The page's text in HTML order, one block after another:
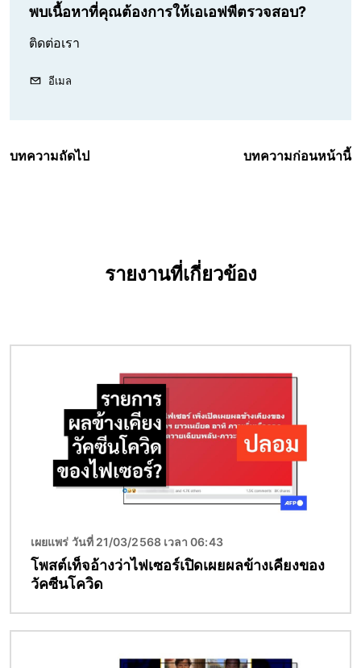
พบเนื้อหาที่คุณต้องการให้เอเอฟพีตรวจสอบ?
ติดต่อเรา
อีเมล
บทความถัดไป บทความก่อนหน้านี้
รายงานที่เกี่ยวข้อง
เผยแพร่ วันที่ 21/03/2568 เวลา 06:43
โพสต์เท็จอ้างว่าไฟเซอร์เปิดเผยผลข้างเคียงของ
วัคซีนโควิด